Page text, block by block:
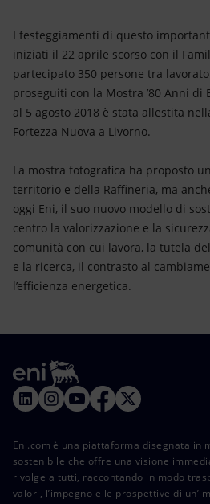
I festeggiamenti di questo
iniziati il 22 aprile scorso con il
partecipato 350 persone tra
proseguiti con la Mostra ’80 Anni di
al 5 agosto 2018 è stata allestita
Fortezza Nuova a Livorno.
La mostra fotografica ha proposto
territorio e della Raffineria, ma
oggi Eni, il suo nuovo modello di
centro la valorizzazione e la
comunità con cui lavora, la tutela
e la ricerca, il contrasto al
l’efficienza energetica.
Eni.com è una piattaforma disegnata in
sostenibile che offre una visione
rivolge a tutti, raccontando in modo
valori, l’impegno e le prospettive di